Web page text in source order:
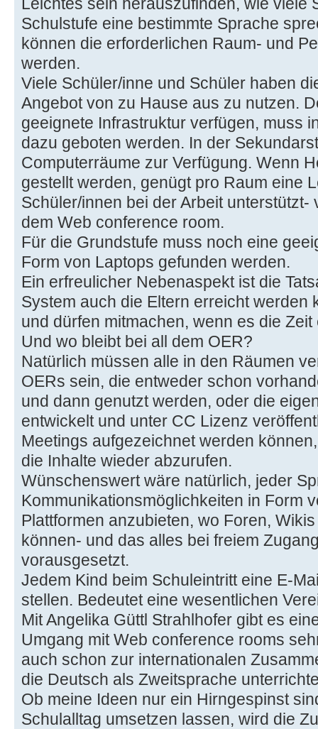
Schulstufe eine bestimmte Sprache
können die erforderlichen Raum- und
werden.
Viele Schüler/inne und Schüler haben
Angebot von zu Hause aus zu nutzen.
geeignete Infrastruktur verfügen, muss
dazu geboten werden. In der
Computerräume zur Verfügung. Wenn
gestellt werden, genügt pro Raum eine
Schüler/innen bei der Arbeit unterstützt-
dem Web conference room.
Für die Grundstufe muss noch eine
Form von Laptops gefunden werden.
Ein erfreulicher Nebenaspekt ist die
System auch die Eltern erreicht werden
und dürfen mitmachen, wenn es die Zeit
Und wo bleibt bei all dem OER?
Natürlich müssen alle in den Räumen
OERs sein, die entweder schon
und dann genutzt werden, oder die
entwickelt und unter CC Lizenz
Meetings aufgezeichnet werden
die Inhalte wieder abzurufen.
Wünschenswert wäre natürlich, jeder
Kommunikationsmöglichkeiten in Form
Plattformen anzubieten, wo Foren,
können- und das alles bei freiem
vorausgesetzt.
Jedem Kind beim Schuleintritt eine E-
stellen. Bedeutet eine wesentlichen
Mit Angelika Güttl Strahlhofer gibt es
Umgang mit Web conference rooms
auch schon zur internationalen
die Deutsch als Zweitsprache
Ob meine Ideen nur ein Hirngespinst
Schulalltag umsetzen lassen, wird die